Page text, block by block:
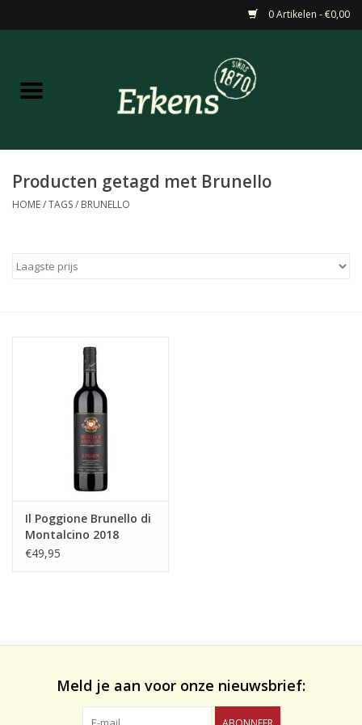
0 Artikelen - €0,00
Home
Barneveldse specialiteiten
Gedistilleerd &
likeuren&Overig
Wijnglazen - openers -karaffen
Producten getagd met Brunello
HOME/TAGS/ BRUNELLO
Il Poggione Brunello di
Montalcino 2018
D.O.C.G.
€49,95
Meld je aan voor onze nieuwsbrief: